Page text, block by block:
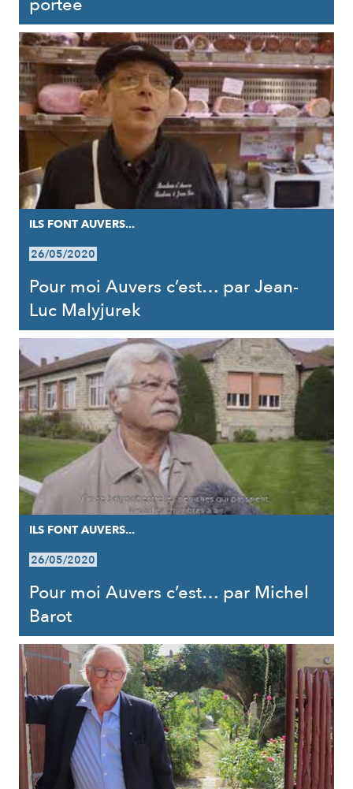
portée
ILS FONT AUVERS...
26/05/2020
Pour moi Auvers c’est… par Jean-
Luc Malyjurek
ILS FONT AUVERS...
26/05/2020
Pour moi Auvers c’est… par Michel
Barot